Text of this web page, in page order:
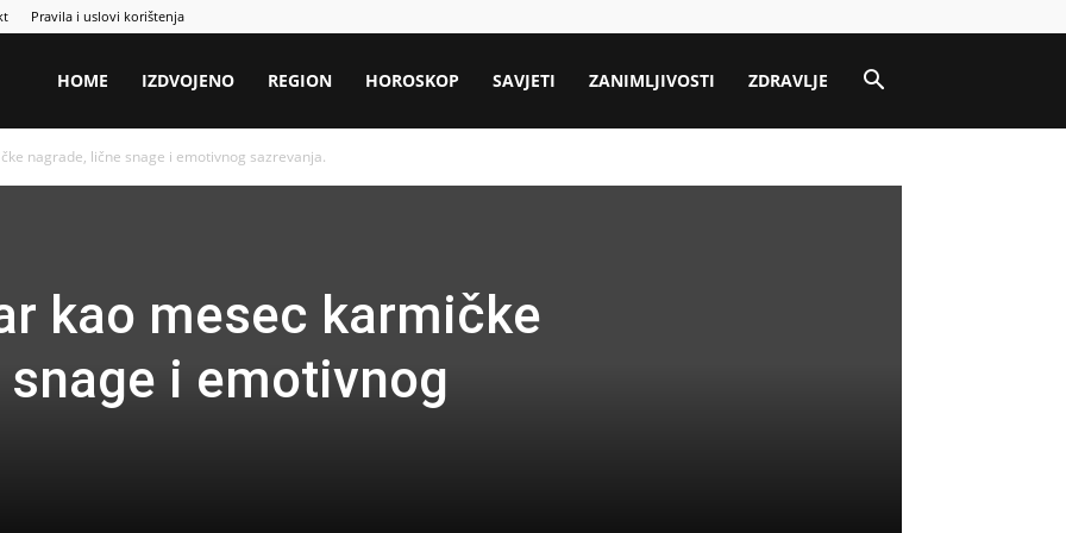
Pravila i uslovi korištenja
HOME IZDVOJENO REGION HOROSKOP SAVJETI ZANIMLJIVOSTI ZDRAVLJE
nagrade, lične snage i emotivnog sazrevanja.
kao mesec karmičke
i emotivnog